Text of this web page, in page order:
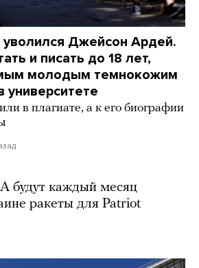
Джейсон Ардей.
и писать до 18 лет,
молодым темнокожим
университете
в плагиате, а к его биографии
будут каждый месяц
ракеты для Patriot